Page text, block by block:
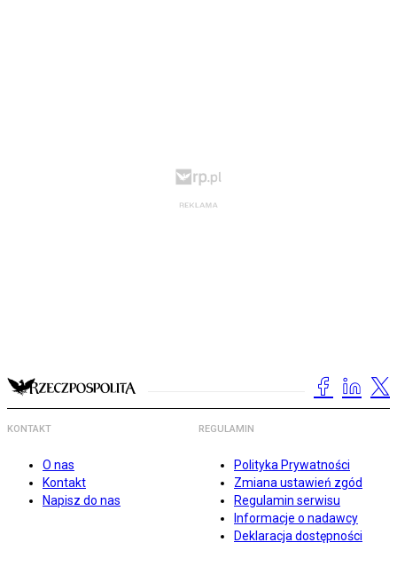
KONTAKT
O nas
Kontakt
Napisz do nas
REGULAMIN
Polityka Prywatności
Zmiana ustawień zgód
Regulamin serwisu
Informacje o nadawcy
Deklaracja dostępności